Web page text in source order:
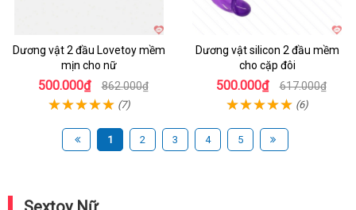
Dương vật 2 đầu Lovetoy mềm
mịn cho nữ
500.000₫ 862.000₫
(7)
Dương vật silicon 2 đầu mềm
cho cặp đôi
500.000₫ 617.000₫
(6)
1 2 3 4 5